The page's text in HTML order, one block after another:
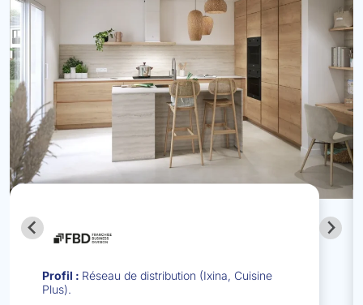
Profil : Réseau de distribution (Ixina, Cuisine
Plus).